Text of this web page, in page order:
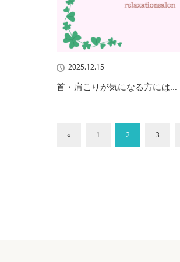
2025.12.15
首・肩こりが気になる方には
« 1 2 3